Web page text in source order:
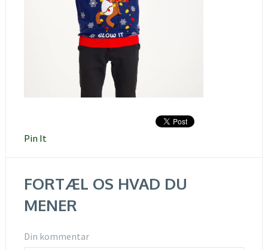
Pin It
FORTÆL OS HVAD DU
MENER
Din kommentar